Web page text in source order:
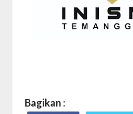
Bagikan :